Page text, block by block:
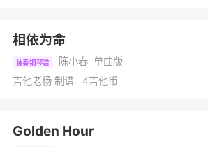
相依为命
独奏钢琴谱 陈小春· 单曲版
吉他老杨 制谱 4吉他币
Golden Hour